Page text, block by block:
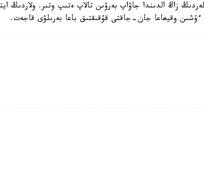
زاڭ الدىندا جاۋاپ بەرۋىن تالاپ ەتىپ وتىر. ولاردىڭ
ءۇشىن وقيعاعا جان-جاقتى قۇقىقتىق باعا بەرىلۋى قاجەت.